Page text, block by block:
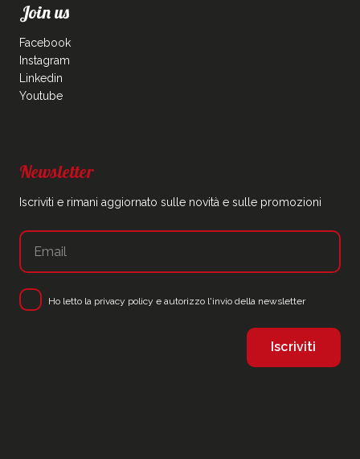
Join us
Facebook
Instagram
Linkedin
Youtube
Newsletter
Iscriviti e rimani aggiornato sulle novità e sulle promozioni
Ho letto la privacy policy e autorizzo l'invio della newsletter